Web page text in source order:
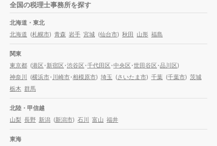
全国の税理士事務所を探す
北海道・東北
北海道 (札幌市) 青森 岩手 宮城 (仙台市) 秋田 山形 福島
関東
東京都 (港区・新宿区・渋谷区・千代田区・中央区・世田谷区・品川区)
神奈川
(横浜市・川崎市・相模原市) 埼玉 (さいたま市) 千葉 (千葉市) 茨城
栃木 群馬
北陸・甲信越
山梨 長野 新潟 (新潟市) 石川 富山 福井
東海